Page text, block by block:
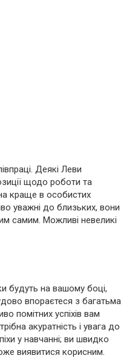
Деякі Леви
щодо роботи та
краще в особистих
уважні до близьких, вони
самим. Можливі невеликі
будуть на вашому боці,
впораєтеся з багатьма
помітних успіхів вам
акуратність і увага до
у навчанні; ви швидко
виявитися корисним.